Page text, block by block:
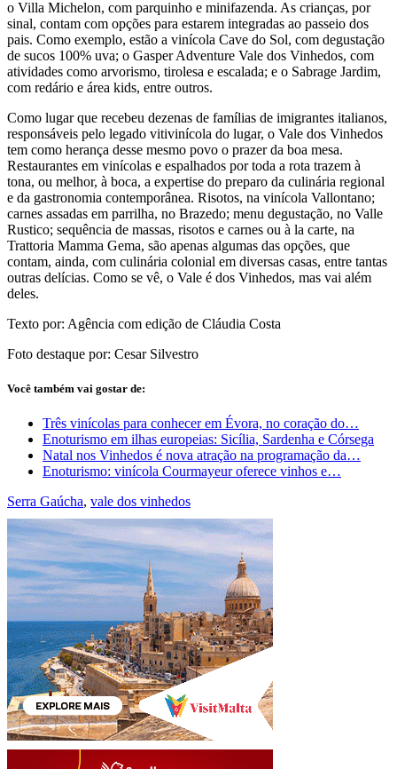
o Villa Michelon, com parquinho e minifazenda. As crianças, por
sinal, contam com opções para estarem integradas ao passeio dos
pais. Como exemplo, estão a vinícola Cave do Sol, com degustação
de sucos 100% uva; o Gasper Adventure Vale dos Vinhedos, com
atividades como arvorismo, tirolesa e escalada; e o Sabrage Jardim,
com redário e área kids, entre outros.
Como lugar que recebeu dezenas de famílias de imigrantes italianos,
responsáveis pelo legado vitivinícola do lugar, o Vale dos Vinhedos
tem como herança desse mesmo povo o prazer da boa mesa.
Restaurantes em vinícolas e espalhados por toda a rota trazem à
tona, ou melhor, à boca, a expertise do preparo da culinária regional
e da gastronomia contemporânea. Risotos, na vinícola Vallontano;
carnes assadas em parrilha, no Brazedo; menu degustação, no Valle
Rustico; sequência de massas, risotos e carnes ou à la carte, na
Trattoria Mamma Gema, são apenas algumas das opções, que
contam, ainda, com culinária colonial em diversas casas, entre tantas
outras delícias. Como se vê, o Vale é dos Vinhedos, mas vai além
deles.
Texto por: Agência com edição de Cláudia Costa
Foto destaque por: Cesar Silvestro
Você também vai gostar de:
Três vinícolas para conhecer em Évora, no coração do…
Enoturismo em ilhas europeias: Sicília, Sardenha e Córsega
Natal nos Vinhedos é nova atração na programação da…
Enoturismo: vinícola Courmayeur oferece vinhos e…
Serra Gaúcha, vale dos vinhedos